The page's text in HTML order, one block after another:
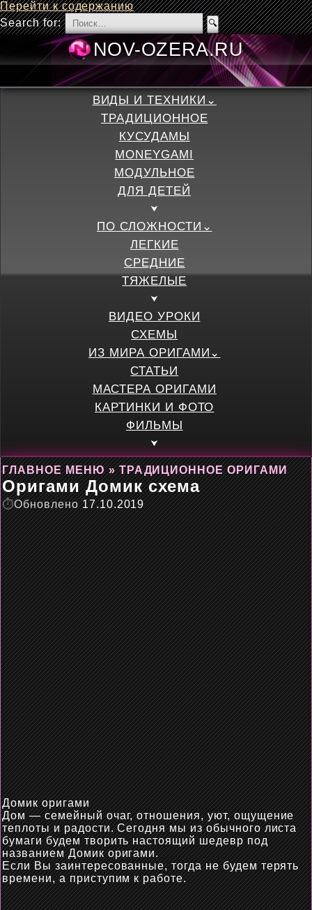
Перейти к содержанию
Search for:
NOV-
ВИДЫ И ТЕХНИКИ
ТРАДИЦИОННОЕ
КУСУДАМЫ
MONEYGAMI
МОДУЛЬНОЕ
ДЛЯ ДЕТЕЙ
ПО СЛОЖНОСТИ
ЛЕГКИЕ
СРЕДНИЕ
ТЯЖЕЛЫЕ
ВИДЕО УРОКИ
СХЕМЫ
ИЗ МИРА ОРИГАМИ
СТАТЬИ
МАСТЕРА ОРИГАМИ
КАРТИНКИ И ФОТО
ФИЛЬМЫ
ГЛАВНОЕ МЕНЮ»ТРАДИЦИОННОЕ ОРИГАМИ
Оригами Домик схема
Обновлено 17.10.2019
Домик оригами
Дом — семейный очаг, отношения, уют, ощущение
теплоты и радости. Сегоднямыиз обычного листа
бумаги будем творить настоящий шедевр под
названиемДомикоригами.
Если Вы заинтересованные, тогда не будем терять
времени, а приступим к работе.